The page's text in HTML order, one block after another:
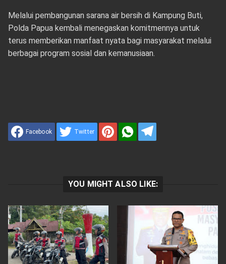
Melalui pembangunan sarana air bersih di Kampung Buti,
Polda Papua kembali menegaskan komitmennya untuk
terus memberikan manfaat nyata bagi masyarakat melalui
berbagai program sosial dan kemanusiaan.
Facebook Twitter
YOU MIGHT ALSO LIKE: